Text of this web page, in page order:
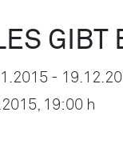
GIBT
-
19:00 h